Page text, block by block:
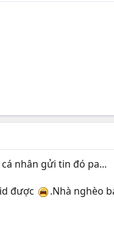
nhân gửi tin đó pa...
được
.Nhà nghèo